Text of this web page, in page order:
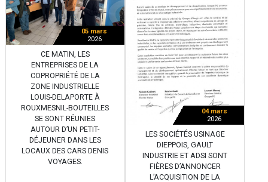
05 mars
2026
CE MATIN, LES
ENTREPRISES DE LA
COPROPRIÉTÉ DE LA
ZONE INDUSTRIELLE
LOUIS-DELAPORTE À
ROUXMESNIL-BOUTEILLES
SE SONT RÉUNIES
AUTOUR D’UN PETIT-
DÉJEUNER DANS LES
LOCAUX DES CARS DENIS
VOYAGES.
04 mars
2026
LES SOCIÉTÉS USINAGE
DIEPPOIS, GAULT
INDUSTRIE ET ADSI SONT
FIÈRES D’ANNONCER
L’ACQUISITION DE LA